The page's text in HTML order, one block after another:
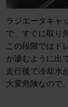
ラジエータキャ
で、すぐに取り
この段階ではド
が滲むように出
走行後で冷却水
大変危険なので